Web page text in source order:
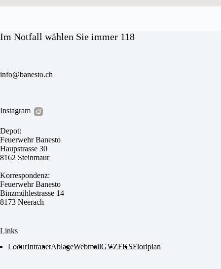
Im Notfall wählen Sie immer 118
info@banesto.ch
Instagram
Depot:
Feuerwehr Banesto
Haupstrasse 30
8162 Steinmaur
Korrespondenz:
Feuerwehr Banesto
Binzmühlestrasse 14
8173 Neerach
Links
LodurIntranetAblageWebmailGVZFKSFloriplan